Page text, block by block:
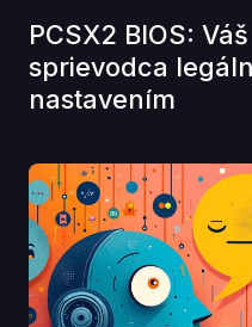
PCSX2 BIOS:
sprievodca
nastavením